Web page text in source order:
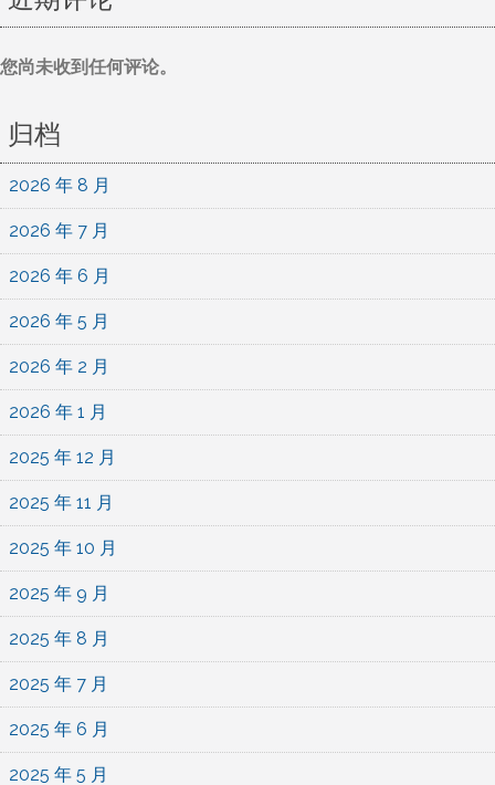
您尚未收到任何评论。
归档
2026 年 8 月
2026 年 7 月
2026 年 6 月
2026 年 5 月
2026 年 2 月
2026 年 1 月
2025 年 12 月
2025 年 11 月
2025 年 10 月
2025 年 9 月
2025 年 8 月
2025 年 7 月
2025 年 6 月
2025 年 5 月